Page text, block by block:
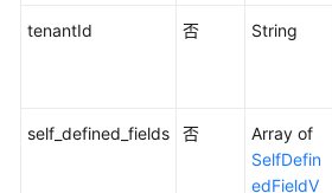
口
主
tenantId 否 String
self_defined_fields 否
Array of
SelfDefin
edFieldV